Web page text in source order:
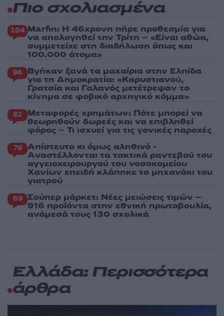
Πιο σχολιασμένα
104 Marfin: Η 46χρονη πήρε προθεσμία για
να απολογηθεί την Τρίτη – «Είναι αθώα,
συμμετείχε στη διαδήλωση όπως και
100.000 άτομα»
96 Βγήκαν ξανά τα μαχαίρια στην Ελπίδα
για τη Δημοκρατία: «Καρυστιανού,
Γρατσία και Γαλανός μετέτρεψαν το
κίνημα σε φοβικό αρχηγικό κόμμα»
82 Μεταφορές χρημάτων: Πότε μπορεί να
θεωρηθούν δωρεές και να επιβληθεί
φόρος – Τι ισχυεί για τις γονικές παροχές
79 Απίστευτο κι όμως αληθινό -
Aναστέλλονται τα τακτικά ραντεβού του
αγγειοχειρουργού του νοσοκομείου
Χανίων επειδή κλάπηκε το μηχανάκι του
γιατρού
69 Σούπερ μάρκετ: Νέες μειώσεις τιμών –
916 προϊόντα στην εθνική πρωτοβουλία,
ανάμεσά τους 130 σχολικά
Ελλάδα: Περισσότερα
άρθρα